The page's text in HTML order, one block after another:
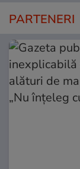
PARTENERI